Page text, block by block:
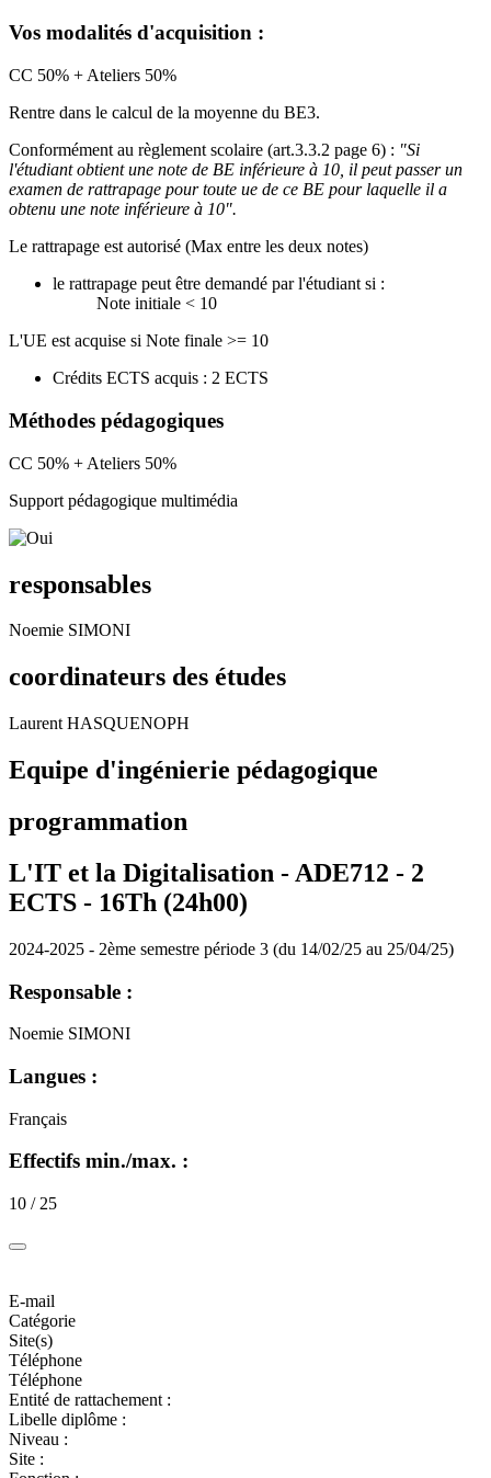
Vos modalités d'acquisition :
CC 50% + Ateliers 50%
Rentre dans le calcul de la moyenne du BE3.
Conformément au règlement scolaire (art.3.3.2 page 6) : "Si
l'étudiant obtient une note de BE inférieure à 10, il peut passer un
examen de rattrapage pour toute ue de ce BE pour laquelle il a
obtenu une note inférieure à 10".
Le rattrapage est autorisé (Max entre les deux notes)
le rattrapage peut être demandé par l'étudiant si :
Note initiale < 10
L'UE est acquise si Note finale >= 10
Crédits ECTS acquis : 2 ECTS
Méthodes pédagogiques
CC 50% + Ateliers 50%
Support pédagogique multimédia
responsables
Noemie SIMONI
coordinateurs des études
Laurent HASQUENOPH
Equipe d'ingénierie pédagogique
programmation
L'IT et la Digitalisation - ADE712 - 2
ECTS - 16Th (24h00)
2024-2025 - 2ème semestre période 3 (du 14/02/25 au 25/04/25)
Responsable :
Noemie SIMONI
Langues :
Français
Effectifs min./max. :
10 / 25
E-mail
Catégorie
Site(s)
Téléphone
Téléphone
Entité de rattachement :
Libelle diplôme :
Niveau :
Site :